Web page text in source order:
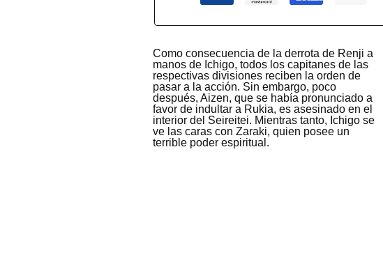
Como consecuencia de la derrota de Renji a
manos de Ichigo, todos los capitanes de las
respectivas divisiones reciben la orden de
pasar a la acción. Sin embargo, poco
después, Aizen, que se había pronunciado a
favor de indultar a Rukia, es asesinado en el
interior del Seireitei. Mientras tanto, Ichigo se
ve las caras con Zaraki, quien posee un
terrible poder espiritual.